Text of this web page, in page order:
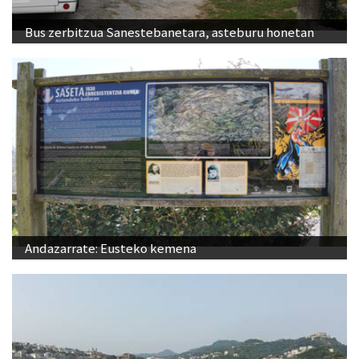
Bus zerbitzua Sanestebanetara, asteburu honetan
Andazarrate: Eusteko kemena